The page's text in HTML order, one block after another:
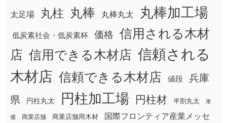
太足場 丸柱 丸棒 丸棒丸太 丸棒加工場
低炭素社会・低炭素杯 価格
信用される木材
店 信用できる木材店 信頼される
木材店 信頼できる木材店 値段
兵庫
県
円柱丸太 円柱加工場 円柱材 半割丸太 単
価 商業店舗 商業店舗用木材 国際フロンティア産業メッセ